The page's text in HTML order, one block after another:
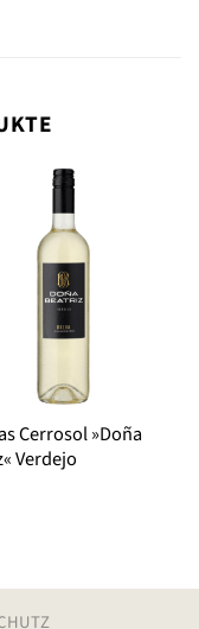
Cerrosol »Doña
Verdejo